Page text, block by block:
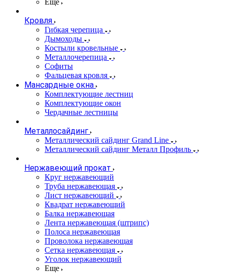
Еще
Кровля
Гибкая черепица
Дымоходы
Костыли кровельные
Металлочерепица
Софиты
Фальцевая кровля
Мансардные окна
Комплектующие лестниц
Комплектующие окон
Чердачные лестницы
Металлосайдинг
Металлический сайдинг Grand Line
Металлический сайдинг Металл Профиль
Нержавеющий прокат
Круг нержавеющий
Труба нержавеющая
Лист нержавеющий
Квадрат нержавеющий
Балка нержавеющая
Лента нержавеющая (штрипс)
Полоса нержавеющая
Проволока нержавеющая
Сетка нержавеющая
Уголок нержавеющий
Еще